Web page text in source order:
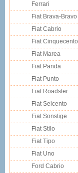
Ferrari
Fiat Brava-Bravo
Fiat Cabrio
Fiat Cinquecento
Fiat Marea
Fiat Panda
Fiat Punto
Fiat Roadster
Fiat Seicento
Fiat Sonstige
Fiat Stilo
Fiat Tipo
Fiat Uno
Ford Cabrio